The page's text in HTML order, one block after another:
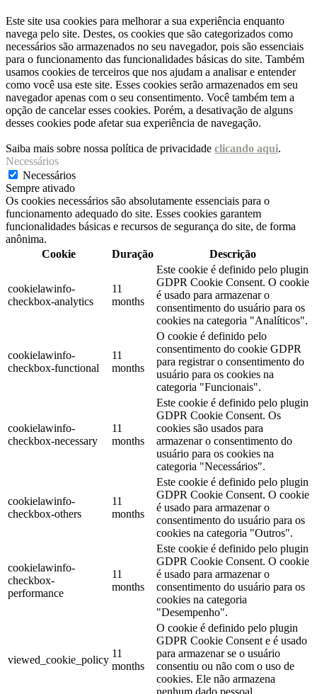
Este site usa cookies para melhorar a sua experiência enquanto
navega pelo site. Destes, os cookies que são categorizados como
necessários são armazenados no seu navegador, pois são essenciais
para o funcionamento das funcionalidades básicas do site. Também
usamos cookies de terceiros que nos ajudam a analisar e entender
como você usa este site. Esses cookies serão armazenados em seu
navegador apenas com o seu consentimento. Você também tem a
opção de cancelar esses cookies. Porém, a desativação de alguns
desses cookies pode afetar sua experiência de navegação.
Saiba mais sobre nossa política de privacidade clicando aqui.
Necessários
Necessários
Sempre ativado
Os cookies necessários são absolutamente essenciais para o
funcionamento adequado do site. Esses cookies garantem
funcionalidades básicas e recursos de segurança do site, de forma
anônima.
Cookie
Duração Descrição
cookielawinfo-
checkbox-analytics
11
months
Este cookie é definido pelo plugin
GDPR Cookie Consent. O cookie
é usado para armazenar o
consentimento do usuário para os
cookies na categoria "Analíticos".
cookielawinfo-
checkbox-functional
11
months
O cookie é definido pelo
consentimento do cookie GDPR
para registrar o consentimento do
usuário para os cookies na
categoria "Funcionais".
cookielawinfo-
checkbox-necessary
11
months
Este cookie é definido pelo plugin
GDPR Cookie Consent. Os
cookies são usados ​​para
armazenar o consentimento do
usuário para os cookies na
categoria "Necessários".
cookielawinfo-
checkbox-others
11
months
Este cookie é definido pelo plugin
GDPR Cookie Consent. O cookie
é usado para armazenar o
consentimento do usuário para os
cookies na categoria "Outros".
cookielawinfo-
checkbox-
performance
11
months
Este cookie é definido pelo plugin
GDPR Cookie Consent. O cookie
é usado para armazenar o
consentimento do usuário para os
cookies na categoria
"Desempenho".
viewed_cookie_policy
11
months
O cookie é definido pelo plugin
GDPR Cookie Consent e é usado
para armazenar se o usuário
consentiu ou não com o uso de
cookies. Ele não armazena
nenhum dado pessoal.